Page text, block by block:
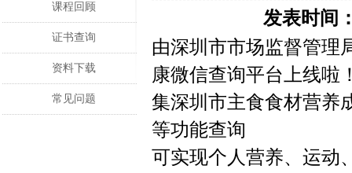
课程回顾
证书查询
资料下载
常见问题
发表时间
由深圳市市场监督管理
康微信查询平台上线啦
集深圳市主食食材营养
等功能查询
可实现个人营养、运动